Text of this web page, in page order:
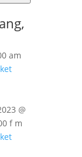
am
@
f m